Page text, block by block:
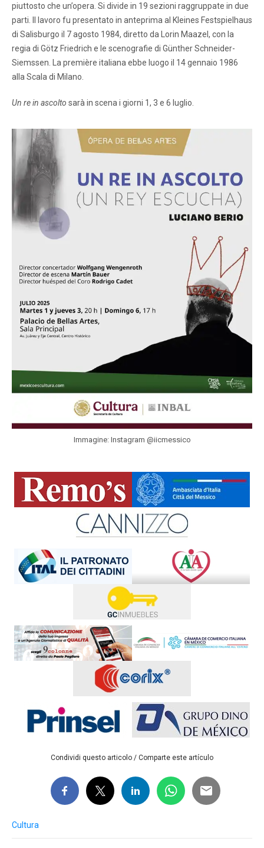
piuttosto che un’opera. Si divide in 19 sezioni raggruppate in due
parti. Il lavoro fu presentato in anteprima al Kleines Festspielhaus
di Salisburgo il 7 agosto 1984, diretto da Lorin Maazel, con la
regia di Götz Friedrich e le scenografie di Günther Schneider-
Siemssen. La première italiana ebbe luogo il 14 gennaio 1986
alla Scala di Milano.
Un re in ascolto sarà in scena i giorni 1, 3 e 6 luglio.
Immagine: Instagram @iicmessico
Condividi questo articolo / Comparte este artículo
Cultura